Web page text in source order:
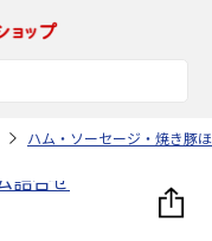
ハム・ソーセージ・焼き豚